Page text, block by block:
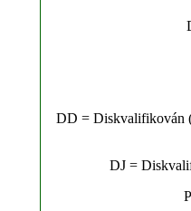
DD = Diskvalifikován
DJ =